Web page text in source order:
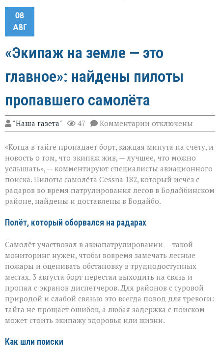
08
АВГ
«Экипаж на земле — это
главное»: найдены пилоты
пропавшего самолёта
"Наша газета" 47 Комментарии к
записи
на
земле — это
главное»:
найдены
пилоты
пропавшего
самолёта
отключены
«Когда в тайге пропадает борт, каждая минута на счету, и
новость о том, что экипаж жив, — лучшее, что можно
услышать», — комментируют специалисты авиационного
поиска. Пилоты самолёта Cessna 182, который исчез с
радаров во время патрулирования лесов в Бодайбинском
районе, найдены и доставлены в Бодайбо.
Полёт, который оборвался на радарах
Самолёт участвовал в авиапатрулировании — такой
мониторинг нужен, чтобы вовремя замечать лесные
пожары и оценивать обстановку в труднодоступных
местах. 3 августа борт перестал выходить на связь и
пропал с экранов диспетчеров. Для районов с суровой
природой и слабой связью это всегда повод для тревоги:
тайга не прощает ошибок, а любая задержка с поиском
может стоить экипажу здоровья или жизни.
Как шли поиски